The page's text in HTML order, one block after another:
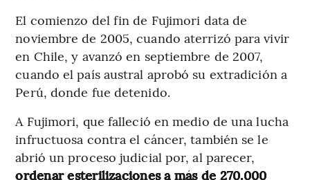
El comienzo del fin de Fujimori data de
noviembre de 2005, cuando aterrizó para vivir
en Chile, y avanzó en septiembre de 2007,
cuando el país austral aprobó su extradición a
Perú, donde fue detenido.
A Fujimori, que falleció en medio de una lucha
infructuosa contra el cáncer, también se le
abrió un proceso judicial por, al parecer,
ordenar esterilizaciones a más de 270.000